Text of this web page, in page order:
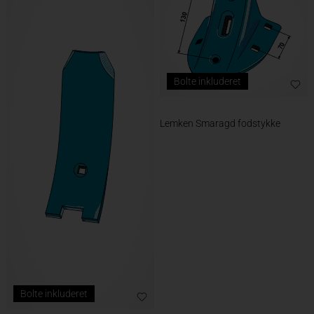
Bolte inkluderet
Bolte inkluderet
Lemken Smaragd fodstykke